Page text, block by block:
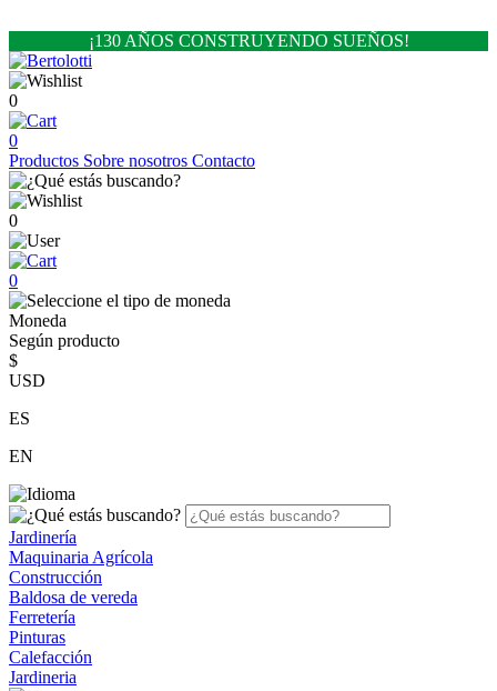
¡130 AÑOS CONSTRUYENDO SUEÑOS!
0
0
Productos Sobre nosotros Contacto
0
0
Moneda
Según producto
$
USD
ES
EN
Jardinería
Maquinaria Agrícola
Construcción
Baldosa de vereda
Ferretería
Pinturas
Calefacción
Jardineria